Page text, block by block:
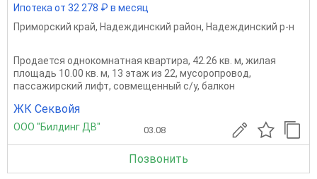
Ипотека от 32 278 ₽ в месяц
Приморский край, Надеждинский район, Надеждинский р-н
Продается однокомнатная квартира, 42.26 кв. м, жилая
площадь 10.00 кв. м, 13 этаж из 22, мусоропровод,
пассажирский лифт, совмещенный с/у, балкон
ЖК Секвойя
ООО "Билдинг ДВ" 03.08
Позвонить